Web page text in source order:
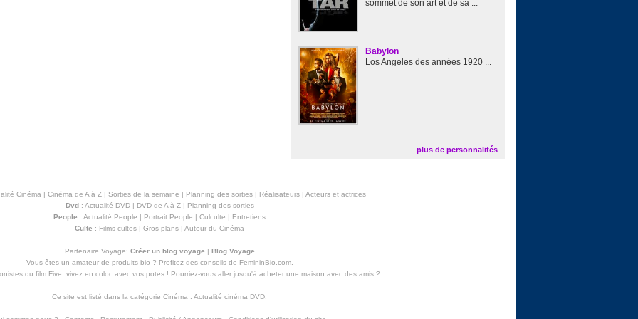
sommet de son art et de sa ...
Babylon
Los Angeles des années 1920 ...
plus de personnalités
Cinéma | Cinéma de A à Z| Sorties de la semaine | Planning des sorties| Réalisateurs| Acteurs et actrices
Dvd: Actualité DVD| DVD de A à Z| Planning des sorties
People : Actualité People | Portrait People | Culculte | Entretiens
Culte : Films cultes | Gros plans | Autour du Cinéma
Partenaire Voyage: Créer un blog voyage | Blog Voyage
Vous êtes un amateur de produits bio ? Profitez des conseils de FemininBio.com.
du film Five, vivez en coloc avec vos potes ! Pourriez-vous aller jusqu'à acheter une maison avec des amis?
Ce site est listé dans la catégorie Cinéma : Actualité cinéma DVD